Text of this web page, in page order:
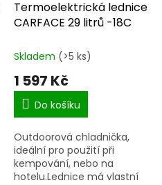
Termoelektrická lednice
CARFACE 29 litrů -18C
Skladem (>5 ks)
1 597 Kč
Do košíku
Outdoorová chladnička,
ideální pro použití při
kempování, nebo na
hotelu.Lednice má vlastní